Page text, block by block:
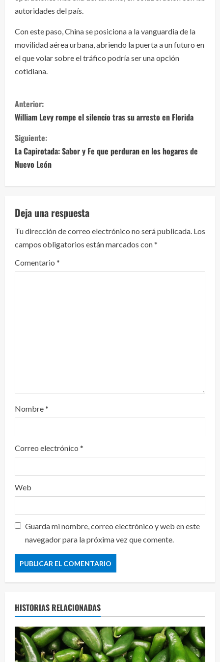
autoridades del país.
Con este paso, China se posiciona a la vanguardia de la
movilidad aérea urbana, abriendo la puerta a un futuro en
el que volar sobre el tráfico podría ser una opción
cotidiana.
S
i
g
u
e
l
e
y
e
Anterior:
William Levy rompe el silencio tras su arresto en Florida
Siguiente:
La Capirotada: Sabor y Fe que perduran en los hogares de
Nuevo León
Deja una respuesta
Tu dirección de correo electrónico no será publicada. Los
campos obligatorios están marcados con*
Comentario *
Nombre*
Correo electrónico *
Web
Guarda mi nombre, correo electrónico y web en este
navegador para la próxima vez que comente.
HISTORIAS RELACIONADAS